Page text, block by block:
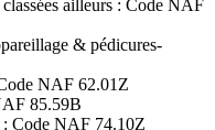
ailleurs : Code NAF
& pédicures-
NAF 62.01Z
85.59B
: Code NAF 74.10Z